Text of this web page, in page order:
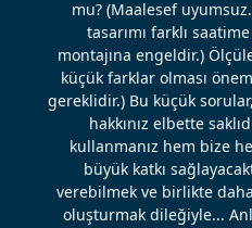
mu? (Maalesef
tasarımı farklı
montajına engeldir.)
küçük farklar olması
gereklidir.) Bu küçük
hakkınız elbette
kullanmanız hem bize
büyük katkı
verebilmek ve birlikte
oluşturmak dileğiyle...